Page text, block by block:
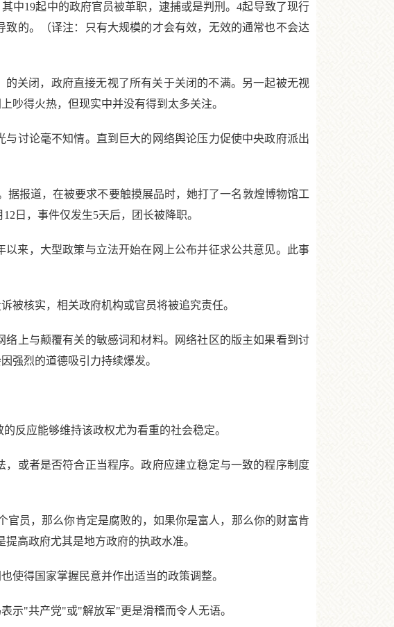
19起中的政府官员被革职，逮捕或是判刑。4起导致了现行
的。（译注：只有大规模的才会有效，无效的通常也不会达
关闭，政府直接无视了所有关于关闭的不满。另一起被无视
吵得火热，但现实中并没有得到太多关注。
讨论毫不知情。直到巨大的网络舆论压力促使中央政府派出
报道，在被要求不要触摸展品时，她打了一名敦煌博物馆工
日，事件仅发生5天后，团长被降职。
来，大型政策与立法开始在网上公布并征求公共意见。此事
核实，相关政府机构或官员将被追究责任。
上与颠覆有关的敏感词和材料。网络社区的版主如果看到讨
强烈的道德吸引力持续爆发。
反应能够维持该政权尤为看重的社会稳定。
或者是否符合正当程序。政府应建立稳定与一致的程序制度
员，那么你肯定是腐败的，如果你是富人，那么你的财富肯
高政府尤其是地方政府的执政水准。
得国家掌握民意并作出适当的政策调整。
"共产党"或"解放军"更是滑稽而令人无语。